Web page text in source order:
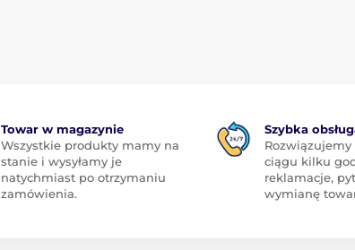
Towar w magazynie
Wszystkie produkty mamy na
stanie i wysyłamy je
natychmiast po otrzymaniu
zamówienia.
Szybka
ciągu kilku
reklamacje,
wymianę